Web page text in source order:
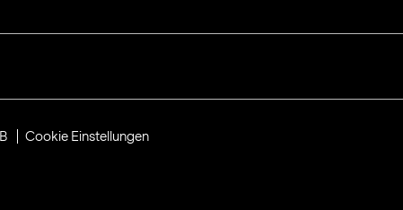
Cookie Einstellungen